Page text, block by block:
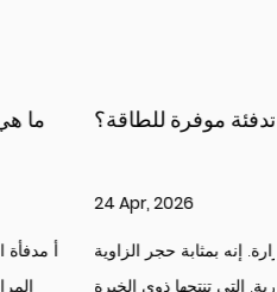
كيف توفر المواقد المدمجة
مدمجة هو أكثر من مجرد مصدر
لكل من التصميمات الداخلية السكنية